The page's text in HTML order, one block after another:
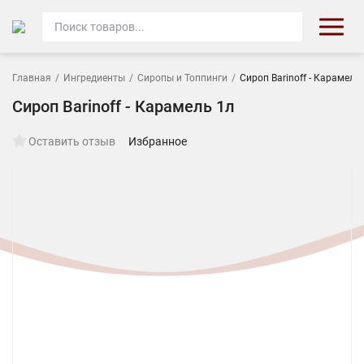
Главная / Ингредиенты / Сиропы и Топпинги / Сироп Barinoff - Карамель
Сироп Barinoff - Карамель 1л
Оставить отзыв Избранное